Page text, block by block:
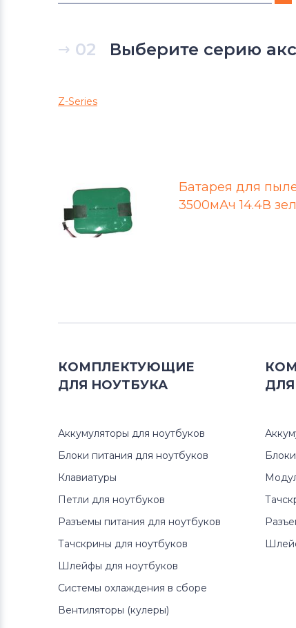
Hobot
Robotic
Аккумуляторы для пылесосов
Ariete
Аккумуляторы для пылесосов
Electrolux
InDream
Аккумуляторы для пылесосов
Аккумуляторы для пылесосов
Аккумуляторы для пылесосов
Moneual
02 Выберите серию
Z-Series
Батарея для
3500мАч 14.4В
КОМПЛЕКТУЮЩИЕ
ДЛЯ НОУТБУКА
Аккумуляторы для ноутбуков
Блоки питания для ноутбуков
Клавиатуры
Петли для ноутбуков
Разъемы питания для ноутбуков
Тачскрины для ноутбуков
Шлейфы для ноутбуков
Системы охлаждения в сборе
Вентиляторы (кулеры)
ДЛЯ